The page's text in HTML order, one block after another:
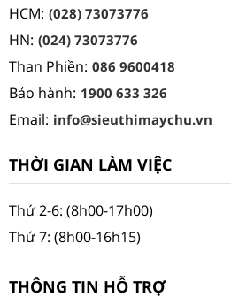
HCM: (028) 73073776
HN: (024) 73073776
Than Phiền: 086 9600418
Bảo hành: 1900 633 326
Email: info@sieuthimaychu.vn
THỜI GIAN LÀM VIỆC
Thứ 2-6: (8h00-17h00)
Thứ 7: (8h00-16h15)
THÔNG TIN HỖ TRỢ